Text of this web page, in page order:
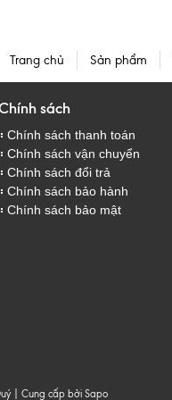
Trang chủ Sản phẩm
sách
Chính sách thanh toán
Chính sách vận chuyển
Chính sách đổi trả
Chính sách bảo hành
Chính sách bảo mật
Cung cấp bởi Sapo